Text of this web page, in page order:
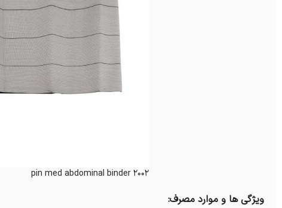
pin med abdominal binder 2002
ویژگی ها و موارد مصرف: